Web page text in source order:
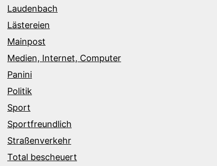
Laudenbach
Lästereien
Mainpost
Medien, Internet, Computer
Panini
Politik
Sport
Sportfreundlich
Straßenverkehr
Total bescheuert